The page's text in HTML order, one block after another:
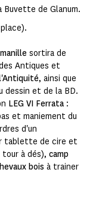
de Glanum.
sortira de
Antiques et
, ainsi que
dessin et de la BD.
LEG VI Ferrata :
et maniement du
d'un
tablette de cire et
à dés), camp
bois à trainer